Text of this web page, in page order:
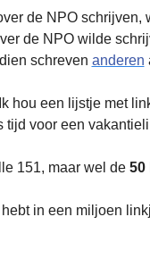
de NPO schrijven,
de NPO wilde
schreven anderen
hou een lijstje met
tijd voor een
151, maar wel de 50
in een miljoen